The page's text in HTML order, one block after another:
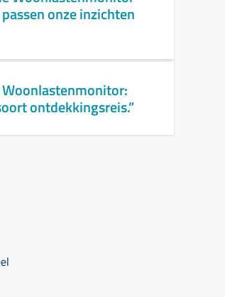
onze inzichten
ontdekkingsreis.”